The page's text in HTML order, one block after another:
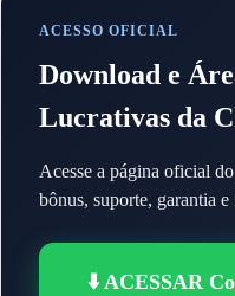
ACESSO OFICIAL
Download e
Lucrativas da
Acesse a página oficial
bônus, suporte, garantia
⬇️ ACESSAR